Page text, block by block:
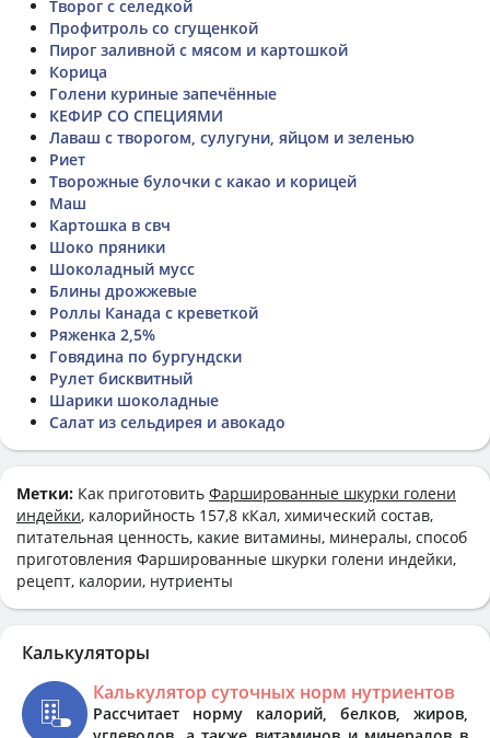
Творог с селедкой
Профитроль со сгущенкой
Пирог заливной с мясом и картошкой
Корица
Голени куриные запечённые
КЕФИР СО СПЕЦИЯМИ
Лаваш с творогом, сулугуни, яйцом и зеленью
Риет
Творожные булочки с какао и корицей
Маш
Картошка в свч
Шоко пряники
Шоколадный мусс
Блины дрожжевые
Роллы Канада с креветкой
Ряженка 2,5%
Говядина по бургундски
Рулет бисквитный
Шарики шоколадные
Салат из сельдирея и авокадо
Метки: Как приготовить Фаршированные шкурки голени
индейки, калорийность 157,8 кКал, химический состав,
питательная ценность, какие витамины, минералы, способ
приготовления Фаршированные шкурки голени индейки,
рецепт, калории, нутриенты
Калькуляторы
Калькулятор суточных норм нутриентов
Рассчитает норму калорий, белков, жиров,